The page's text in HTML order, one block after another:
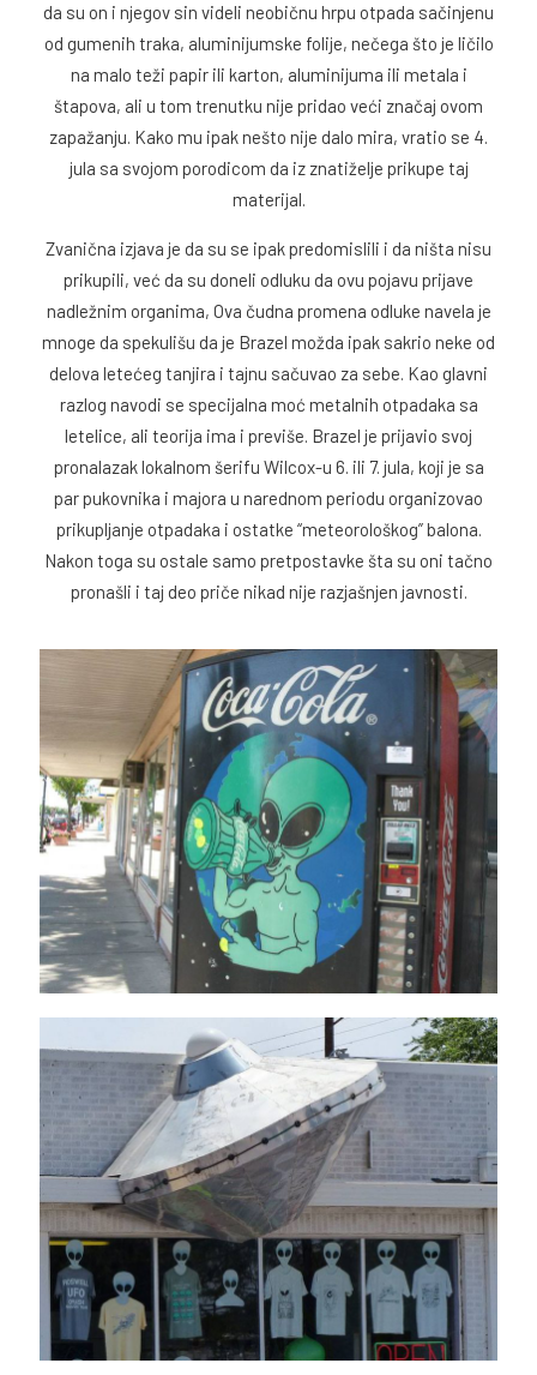
da su on i njegov sin videli neobičnu hrpu otpada sačinjenu
od gumenih traka, aluminijumske folije, nečega što je ličilo
na malo teži papir ili karton, aluminijuma ili metala i
štapova, ali u tom trenutku nije pridao veći značaj ovom
zapažanju. Kako mu ipak nešto nije dalo mira, vratio se 4.
jula sa svojom porodicom da iz znatiželje prikupe taj
materijal.
Zvanična izjava je da su se ipak predomislili i da ništa nisu
prikupili, već da su doneli odluku da ovu pojavu prijave
nadležnim organima, Ova čudna promena odluke navela je
mnoge da spekulišu da je Brazel možda ipak sakrio neke od
delova letećeg tanjira i tajnu sačuvao za sebe. Kao glavni
razlog navodi se specijalna moć metalnih otpadaka sa
letelice, ali teorija ima i previše. Brazel je prijavio svoj
pronalazak lokalnom šerifu Wilcox-u 6. ili 7. jula, koji je sa
par pukovnika i majora u narednom periodu organizovao
prikupljanje otpadaka i ostatke “meteorološkog” balona.
Nakon toga su ostale samo pretpostavke šta su oni tačno
pronašli i taj deo priče nikad nije razjašnjen javnosti.